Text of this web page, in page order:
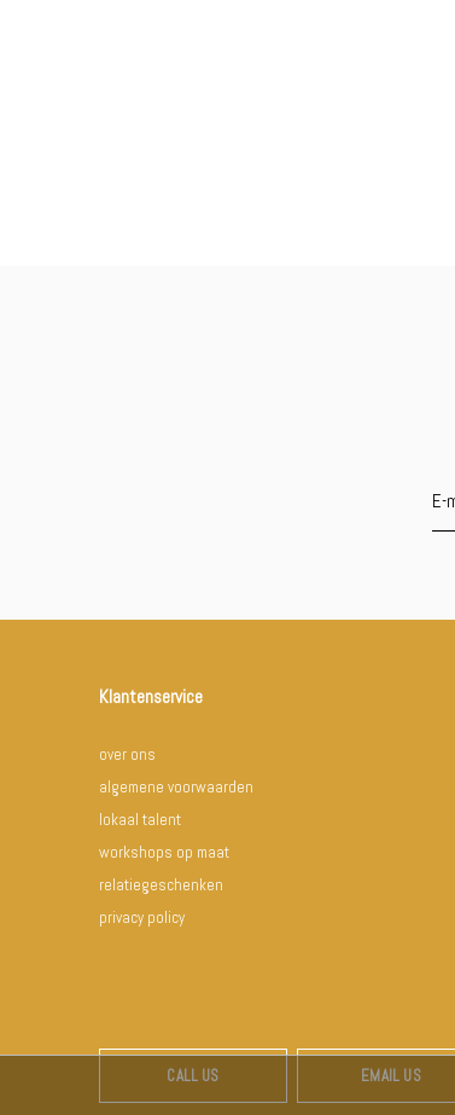
Klantenservice
over ons
algemene voorwaarden
lokaal talent
workshops op maat
relatiegeschenken
privacy policy
CALL US EMAIL US